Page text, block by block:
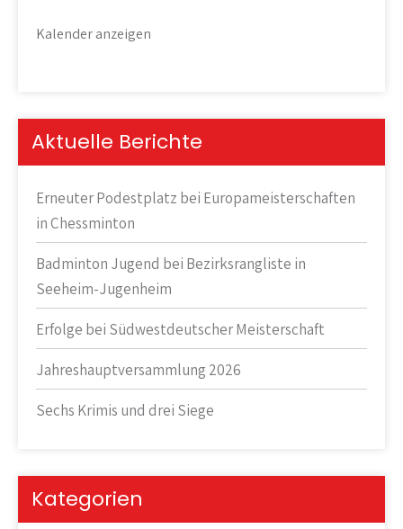
Kalender anzeigen
Aktuelle Berichte
Erneuter Podestplatz bei Europameisterschaften
in Chessminton
Badminton Jugend bei Bezirksrangliste in
Seeheim-Jugenheim
Erfolge bei Südwestdeutscher Meisterschaft
Jahreshauptversammlung 2026
Sechs Krimis und drei Siege
Kategorien